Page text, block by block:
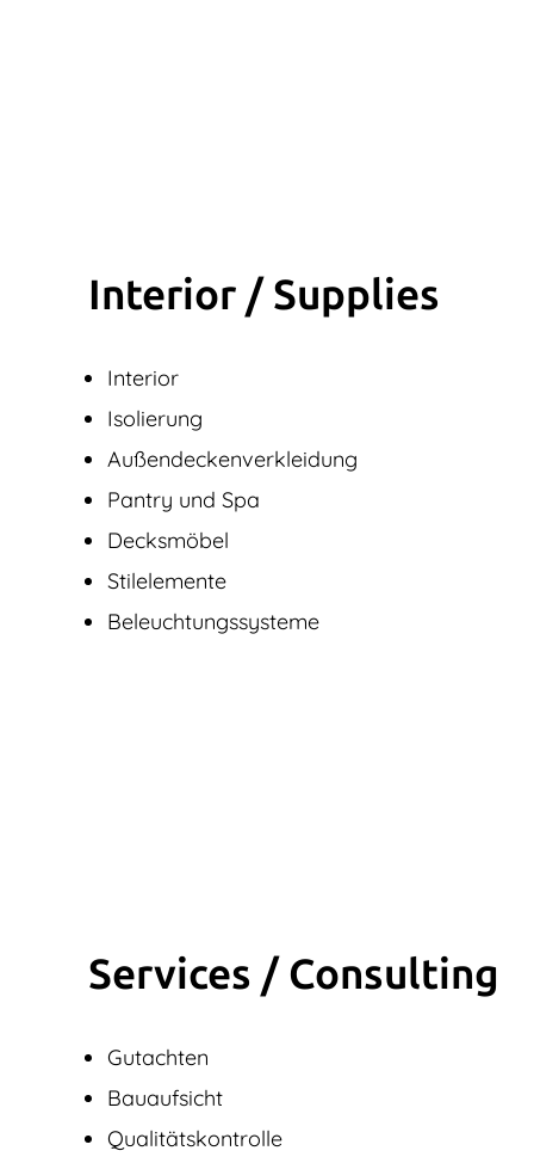
Interior / Supplies
Interior
Isolierung
Außendecken­verkleidung
Pantry und Spa
Decksmöbel
Stilelemente
Beleuchtungssysteme
Services / Consulting
Gutachten
Bauaufsicht
Qualitätskontrolle